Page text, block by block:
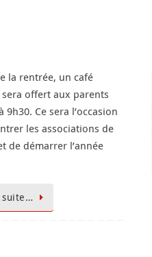
la rentrée, un café
offert aux parents
9h30. Ce sera l’occasion
les associations de
de démarrer l’année
suite…